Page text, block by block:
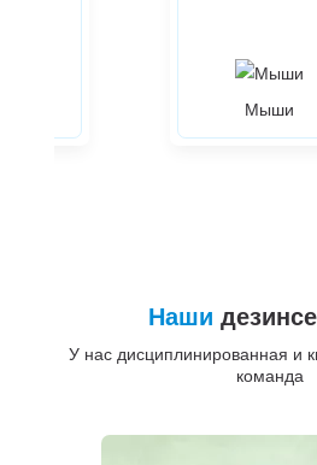
Мыши
Наши
У нас дисциплинированная и
команда